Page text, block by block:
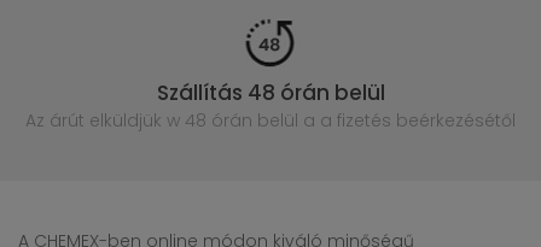
Szállítás 48 órán belül
Az árút elküldjük w 48 órán belül a a fizetés beérkezésétől
A CHEMEX-ben online módon kiváló minőségű